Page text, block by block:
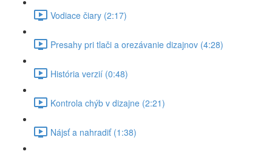
Vodiace čiary (2:17)
Presahy pri tlači a orezávanie dizajnov (4:28)
História verzií (0:48)
Kontrola chýb v dizajne (2:21)
Nájsť a nahradiť (1:38)